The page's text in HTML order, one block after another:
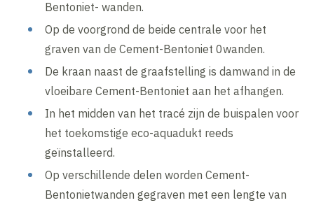
Bentoniet- wanden.
Op de voorgrond de beide centrale voor het
graven van de Cement-Bentoniet 0wanden.
De kraan naast de graafstelling is damwand in de
vloeibare Cement-Bentoniet aan het afhangen.
In het midden van het tracé zijn de buispalen voor
het toekomstige eco-aquadukt reeds
geïnstalleerd.
Op verschillende delen worden Cement-
Bentonietwanden gegraven met een lengte van